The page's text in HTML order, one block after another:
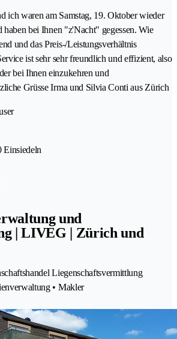
ich waren am Samstag, 19. Oktober wieder
bei Ihnen "z'Nacht" gegessen. Wie
und das Preis-/Leistungsverhältnis
ist sehr sehr freundlich und effizient, also
bei Ihnen einzukehren und
Grüsse Irma und Silvia Conti aus Zürich
Einsiedeln
und
| LIVEG | Zürich und
Liegenschaftsvermittlung
• Makler